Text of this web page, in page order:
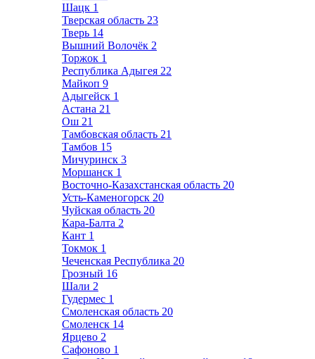
Шацк 1
Тверская область 23
Тверь 14
Вышний Волочёк 2
Торжок 1
Республика Адыгея 22
Майкоп 9
Адыгейск 1
Астана 21
Ош 21
Тамбовская область 21
Тамбов 15
Мичуринск 3
Моршанск 1
Восточно-Казахстанская область 20
Усть-Каменогорск 20
Чуйская область 20
Кара-Балта 2
Кант 1
Токмок 1
Чеченская Республика 20
Грозный 16
Шали 2
Гудермес 1
Смоленская область 20
Смоленск 14
Ярцево 2
Сафоново 1